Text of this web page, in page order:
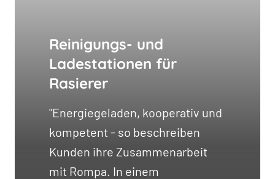
Reinigungs- und
Ladestationen für
Rasierer
"Energiegeladen, kooperativ und
kompetent - so beschreiben
Kunden ihre Zusammenarbeit
mit Rompa. In einem